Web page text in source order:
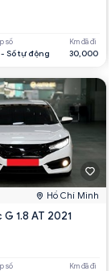
số
- Số tự động
Km đã đi
30,000
Hồ Chí Minh
1.8 AT 2021
số Km đã đi